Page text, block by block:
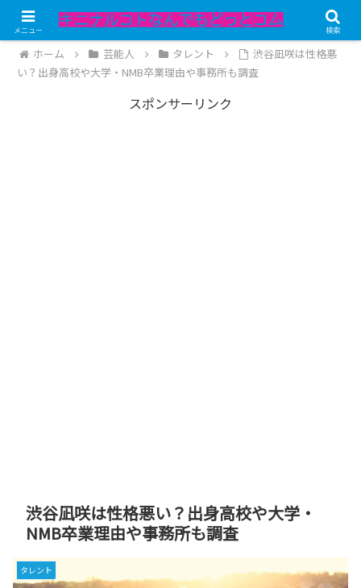
記事内にPRが含まれています。
ホーム 芸能人 タレント
渋谷凪咲は性格悪
い？出身高校や大学・NMB卒業理由や事務所も調査
スポンサーリンク
渋谷凪咲は性格悪い？出身高校や大学・
NMB卒業理由や事務所も調査
タレント
メニュー 検索